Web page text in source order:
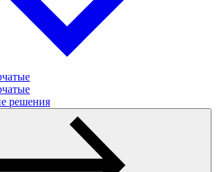
решения